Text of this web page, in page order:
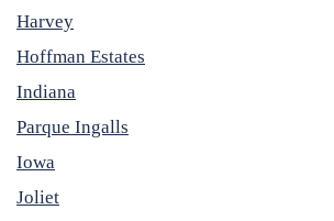
Harvey
Hoffman Estates
Indiana
Parque Ingalls
Iowa
Joliet